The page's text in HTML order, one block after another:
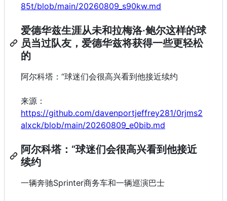
85t/blob/main/20260809_s90kw.md
爱德华兹生涯从未和拉梅洛·鲍尔这样的球
员当过队友，爱德华兹将获得一些更轻松
的
阿尔科塔：“球迷们会很高兴看到他接近续约
来源：
https://github.com/davenportjeffrey281/0rjms2
alxck/blob/main/20260809_e0bib.md
阿尔科塔：“球迷们会很高兴看到他接近
续约
一辆奔驰Sprinter商务车和一辆巡演巴士